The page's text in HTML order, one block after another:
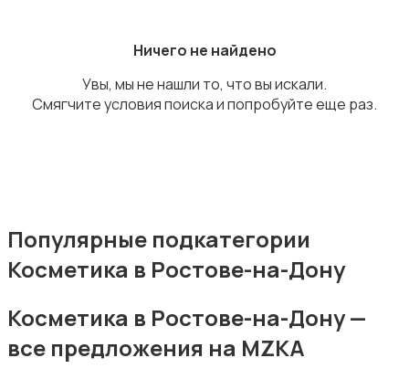
Ничего не найдено
Увы, мы не нашли то, что вы искали.
Смягчите условия поиска и попробуйте еще раз.
Популярные подкатегории
Косметика в Ростове-на-Дону
Косметика в Ростове-на-Дону —
все предложения на MZKA